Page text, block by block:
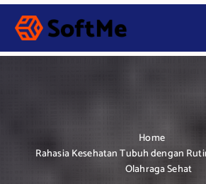
S
p
Home
Rahasia Kesehatan Tubuh dengan
Olahraga Sehat